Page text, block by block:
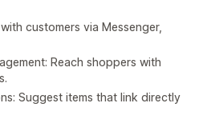
customers via Messenger,
Reach shoppers with
Suggest items that link directly